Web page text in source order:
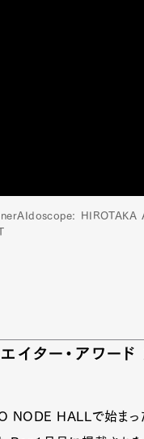
イター・アワー
HALLで始まっ